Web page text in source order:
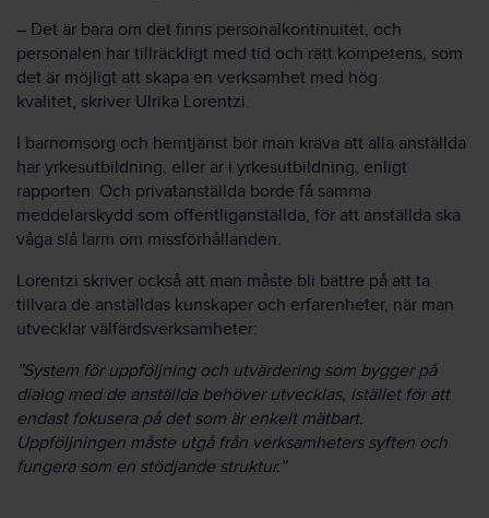
– Det är bara om det finns personalkontinuitet, och
personalen har tillräckligt med tid och rätt kompetens, som
det är möjligt att skapa en verksamhet med hög
kvalitet, skriver Ulrika Lorentzi.
I barnomsorg och hemtjänst bör man kräva att alla anställda
har yrkesutbildning, eller är i yrkesutbildning, enligt
rapporten. Och privatanställda borde få samma
meddelarskydd som offentliganställda, för att anställda ska
våga slå larm om missförhållanden.
Lorentzi skriver också att man måste bli bättre på att ta
tillvara de anställdas kunskaper och erfarenheter, när man
utvecklar välfärdsverksamheter:
”System för uppföljning och utvärdering som bygger på
dialog med de anställda behöver utvecklas, istället för att
endast fokusera på det som är enkelt mätbart.
Uppföljningen måste utgå från verksamheters syften och
fungera som en stödjande struktur.”